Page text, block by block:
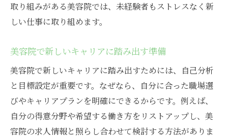
取り組みがある美容院では、未経験者もストレスなく新
しい仕事に取り組めます。
美容院で新しいキャリアに踏み出す準備
美容院で新しいキャリアに踏み出すためには、自己分析
と目標設定が重要です。なぜなら、自分に合った職場選
びやキャリアプランを明確にできるからです。例えば、
自分の得意分野や希望する働き方をリストアップし、美
容院の求人情報と照らし合わせて検討する方法がありま